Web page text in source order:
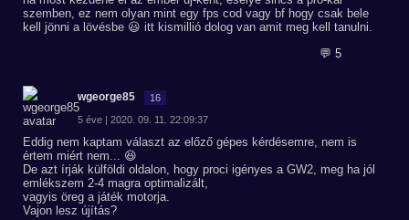
szemben, ez nem olyan mint egy fps cod vagy bf hogy csak bele
kell jönni a lövésbe 😃 itt kismillió dolog van amit meg kell tanulni.
💬 5
wgeorge85 16
5 éve | 2020. 09. 11. 22:09:37
Eddig nem kaptam választ az előző gépes kérdésemre, nem is
értem miért nem... 😆
De azt írják külföldi oldalon, hogy proci igényes a GW2, meg ha jól
emlékszem 2-4 magra optimalizált,
vagyis öreg a játék motorja.
Vajon lesz újítás?